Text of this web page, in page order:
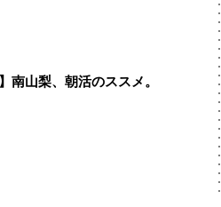
南山梨、朝活のススメ。